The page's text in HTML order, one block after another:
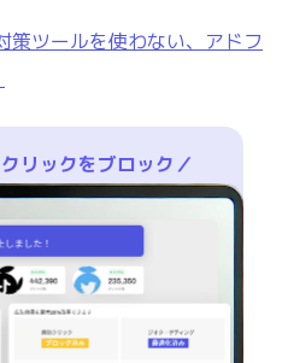
策ツールを使わない、アドフ
リックをブロック／